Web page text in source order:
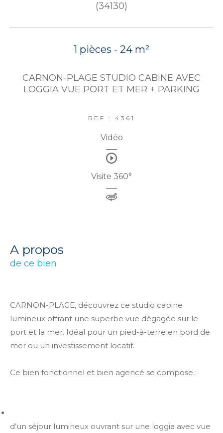
(34130)
1 pièces - 24 m²
CARNON-PLAGE STUDIO CABINE AVEC
LOGGIA VUE PORT ET MER + PARKING
REF : 4361
Vidéo
Visite 360°
a propos
de ce bien
CARNON-PLAGE, découvrez ce studio cabine
lumineux offrant une superbe vue dégagée sur le
port et la mer. Idéal pour un pied-à-terre en bord de
mer ou un investissement locatif.
Ce bien fonctionnel et bien agencé se compose :
d’un séjour lumineux ouvrant sur une loggia avec vue